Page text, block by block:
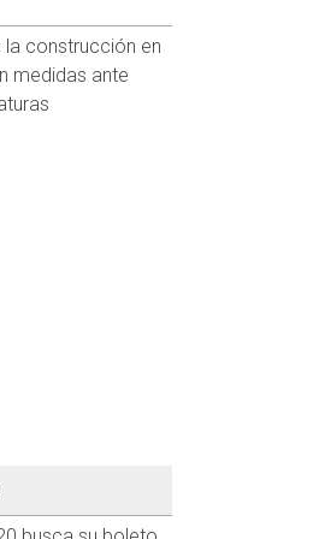
la construcción en
medidas ante